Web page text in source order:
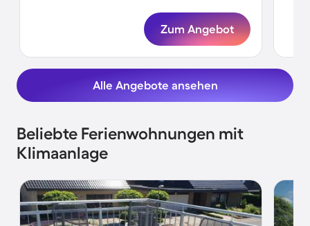
Zum Angebot
Alle Angebote ansehen
Beliebte Ferienwohnungen mit
Klimaanlage